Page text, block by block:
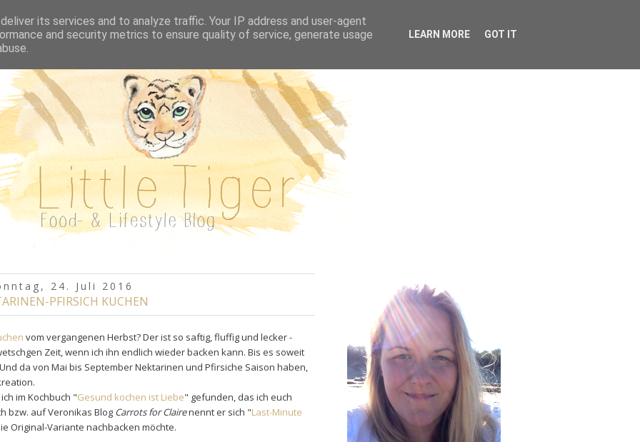
24. Juli 2016
PFIRSICH KUCHEN
vom vergangenen Herbst? Der ist so saftig, fluffig und lecker -
Zeit, wenn ich ihn endlich wieder backen kann. Bis es soweit
da von Mai bis September Nektarinen und Pfirsiche Saison haben,
im Kochbuch "Gesund kochen ist Liebe" gefunden, das ich euch
bzw. auf Veronikas Blog Carrots for Clairenennt er sich "Last-Minute
Original-Variante nachbacken möchte.
its services and to analyze traffic. Your IP address and user-agent
and security metrics to ensure quality of service, generate usage
LEARN MORE GOT IT